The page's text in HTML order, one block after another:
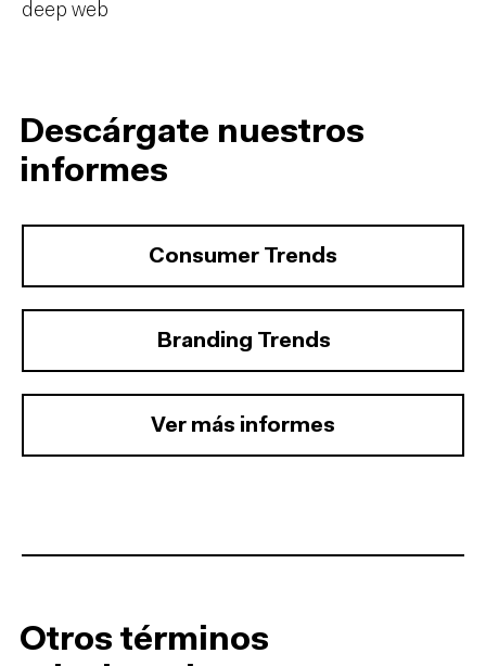
deep web
Descárgate nuestros
informes
Consumer Trends
Branding Trends
Ver más informes
Otros términos